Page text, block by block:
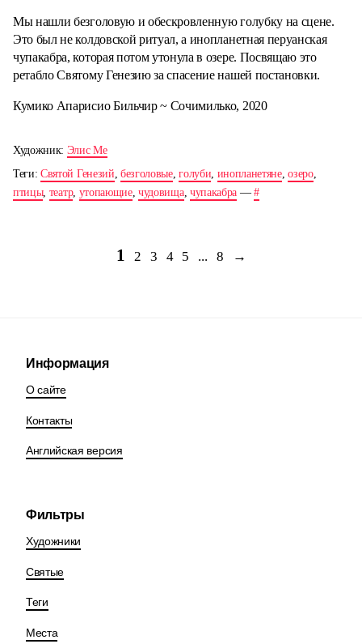
Мы нашли безголовую и обескровленную голубку на сцене.
Это был не колдовской ритуал, а инопланетная перуанская
чупакабра, которая потом утонула в озере. Посвящаю это
ретабло Святому Генезию за спасение нашей постановки.
Кумико Апарисио Бильчир ~ Сочимилько, 2020
Художник: Элис Ме
Теги:Святой Генезий, безголовые,голуби, инопланетяне,озеро,
птицы, театр, утопающие,чудовища, чупакабра —#
1 2 3 4 5 ... 8 →
Информация
О сайте
Контакты
Английская версия
Фильтры
Художники
Святые
Теги
Места